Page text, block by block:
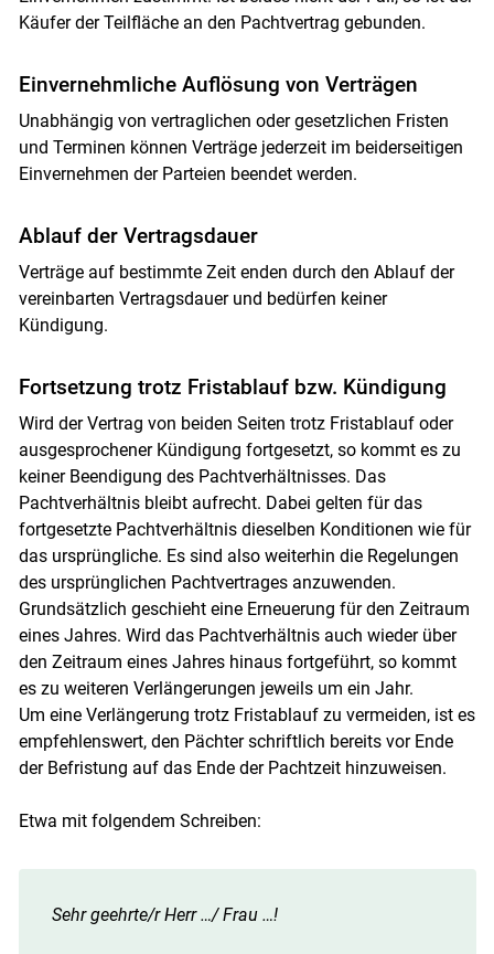
Käufer der Teilfläche an den Pachtvertrag gebunden.
Einvernehmliche Auflösung von Verträgen
Unabhängig von vertraglichen oder gesetzlichen Fristen
und Terminen können Verträge jederzeit im beiderseitigen
Einvernehmen der Parteien beendet werden.
Ablauf der Vertragsdauer
Verträge auf bestimmte Zeit enden durch den Ablauf der
vereinbarten Vertragsdauer und bedürfen keiner
Kündigung.
Fortsetzung trotz Fristablauf bzw. Kündigung
Wird der Vertrag von beiden Seiten trotz Fristablauf oder
ausgesprochener Kündigung fortgesetzt, so kommt es zu
keiner Beendigung des Pachtverhältnisses. Das
Pachtverhältnis bleibt aufrecht. Dabei gelten für das
fortgesetzte Pachtverhältnis dieselben Konditionen wie für
das ursprüngliche. Es sind also weiterhin die Regelungen
des ursprünglichen Pachtvertrages anzuwenden.
Grundsätzlich geschieht eine Erneuerung für den Zeitraum
eines Jahres. Wird das Pachtverhältnis auch wieder über
den Zeitraum eines Jahres hinaus fortgeführt, so kommt
es zu weiteren Verlängerungen jeweils um ein Jahr.
Um eine Verlängerung trotz Fristablauf zu vermeiden, ist es
empfehlenswert, den Pächter schriftlich bereits vor Ende
der Befristung auf das Ende der Pachtzeit hinzuweisen.
Etwa mit folgendem Schreiben:
Sehr geehrte/r Herr …/ Frau …!